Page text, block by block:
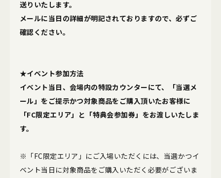
送りいたします。
メールに当日の詳細が明記されておりますので、必ずご
確認ください。
★イベント参加方法
イベント当日、会場内の特設カウンターにて、「当選メ
ール」をご提示かつ対象商品をご購入頂いたお客様に
「FC限定エリア」と「特典会参加券」をお渡しいたしま
す。
※「FC限定エリア」にご入場いただくには、当選かつイ
ベント当日に対象商品をご購入いただく必要がございま